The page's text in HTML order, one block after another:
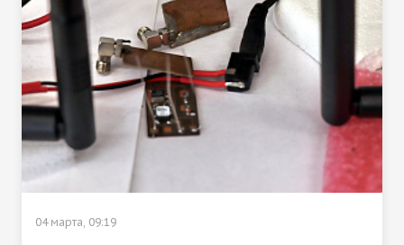
04 марта, 09:19